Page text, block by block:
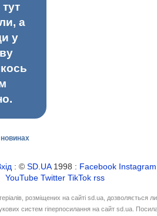
а
у
: ©SD.UA1998 : Facebook Instagram
YouTube Twitter TikTok rss
розміщених на сайті sd.ua, дозволяється
систем гіперпосилання на сайт sd.ua.